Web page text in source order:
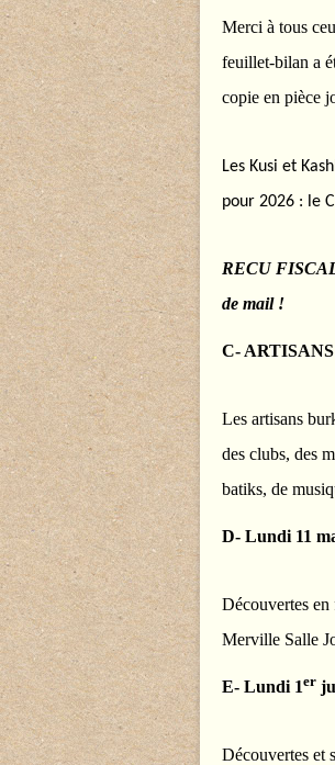
Merci à tous
feuillet-bilan a
copie en pièce
Les Kusi et
pour 2026 : le
RECU FISCAL
de mail !
C- ARTISANS
Les artisans
des clubs, des
batiks, de
D- Lundi 11
Découvertes
Merville Salle
E- Lundi 1er
Découvertes et